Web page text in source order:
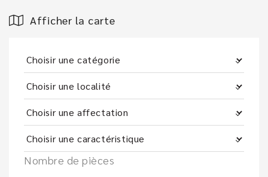
Afficher la carte
Nombre de pièces